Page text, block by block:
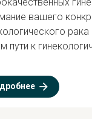
вашего
пути к